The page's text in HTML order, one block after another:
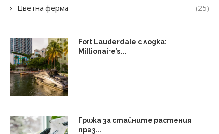
Цветна ферма (25)
Fort Lauderdale с лодка:
Millionaire’s...
Грижа за стайните растения
през...